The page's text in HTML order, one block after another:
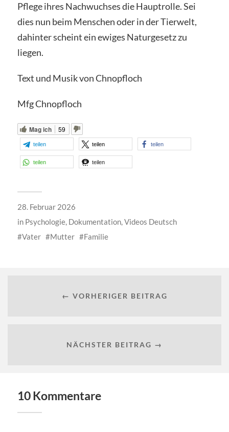
Pflege ihres Nachwuchses die Hauptrolle. Sei
dies nun beim Menschen oder in der Tierwelt,
dahinter scheint ein ewiges Naturgesetz zu
liegen.
Text und Musik von Chnopfloch
Mfg Chnopfloch
Mag ich 59
teilen teilen teilen
teilen teilen
28. Februar 2026
in Psychologie, Dokumentation, Videos Deutsch
Vater
Mutter Familie
← VORHERIGER BEITRAG
NÄCHSTER BEITRAG →
10 Kommentare